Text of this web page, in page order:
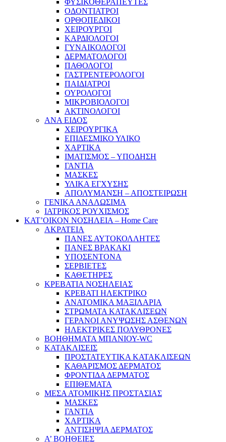
ΦΥΣΙΚΟΘΕΡΑΠΕΥΤΕΣ
ΟΔΟΝΤΙΑΤΡΟΙ
ΟΡΘΟΠΕΔΙΚΟΙ
ΧΕΙΡΟΥΡΓΟΙ
ΚΑΡΔΙΟΛΟΓΟΙ
ΓΥΝΑΙΚΟΛΟΓΟΙ
ΔΕΡΜΑΤΟΛΟΓΟΙ
ΠΑΘΟΛΟΓΟΙ
ΓΑΣΤΡΕΝΤΕΡΟΛΟΓΟΙ
ΠΑΙΔΙΑΤΡΟΙ
ΟΥΡΟΛΟΓΟΙ
ΜΙΚΡΟΒΙΟΛΟΓΟΙ
ΑΚΤΙΝΟΛΟΓΟΙ
ΑΝΑ ΕΙΔΟΣ
ΧΕΙΡΟΥΡΓΙΚΑ
ΕΠΙΔΕΣΜΙΚΟ ΥΛΙΚΟ
ΧΑΡΤΙΚΑ
ΙΜΑΤΙΣΜΟΣ – ΥΠΟΔΗΣΗ
ΓΑΝΤΙΑ
ΜΑΣΚΕΣ
ΥΛΙΚΑ ΕΓΧΥΣΗΣ
ΑΠΟΛΥΜΑΝΣΗ – ΑΠΟΣΤΕΙΡΩΣΗ
ΓΕΝΙΚΑ ΑΝΑΛΩΣΙΜΑ
ΙΑΤΡΙΚΟΣ ΡΟΥΧΙΣΜΟΣ
ΚΑΤ’ΟΙΚΟΝ ΝΟΣΗΛΕΙΑ – Home Care
ΑΚΡΑΤΕΙΑ
ΠΑΝΕΣ ΑΥΤΟΚΟΛΛΗΤΕΣ
ΠΑΝΕΣ ΒΡΑΚΑΚΙ
ΥΠΟΣΕΝΤΟΝΑ
ΣΕΡΒΙΕΤΕΣ
ΚΑΘΕΤΗΡΕΣ
ΚΡΕΒΑΤΙΑ ΝΟΣΗΛΕΙΑΣ
ΚΡΕΒΑΤΙ ΗΛΕΚΤΡΙΚΟ
ΑΝΑΤΟΜΙΚΑ ΜΑΞΙΛΑΡΙΑ
ΣΤΡΩΜΑΤΑ ΚΑΤΑΚΛΙΣΕΩΝ
ΓΕΡΑΝΟΙ ΑΝΥΨΩΣΗΣ ΑΣΘΕΝΩΝ
ΗΛΕΚΤΡΙΚΕΣ ΠΟΛΥΘΡΟΝΕΣ
ΒΟΗΘΗΜΑΤΑ ΜΠΑΝΙΟΥ-WC
ΚΑΤΑΚΛΙΣΕΙΣ
ΠΡΟΣΤΑΤΕΥΤΙΚΑ ΚΑΤΑΚΛΙΣΕΩΝ
ΚΑΘΑΡΙΣΜΟΣ ΔΕΡΜΑΤΟΣ
ΦΡΟΝΤΙΔΑ ΔΕΡΜΑΤΟΣ
ΕΠΙΘΕΜΑΤΑ
ΜΕΣΑ ΑΤΟΜΙΚΗΣ ΠΡΟΣΤΑΣΙΑΣ
ΜΑΣΚΕΣ
ΓΑΝΤΙΑ
ΧΑΡΤΙΚΑ
ΑΝΤΙΣΗΨΙΑ ΔΕΡΜΑΤΟΣ
Α’ ΒΟΗΘΕΙΕΣ